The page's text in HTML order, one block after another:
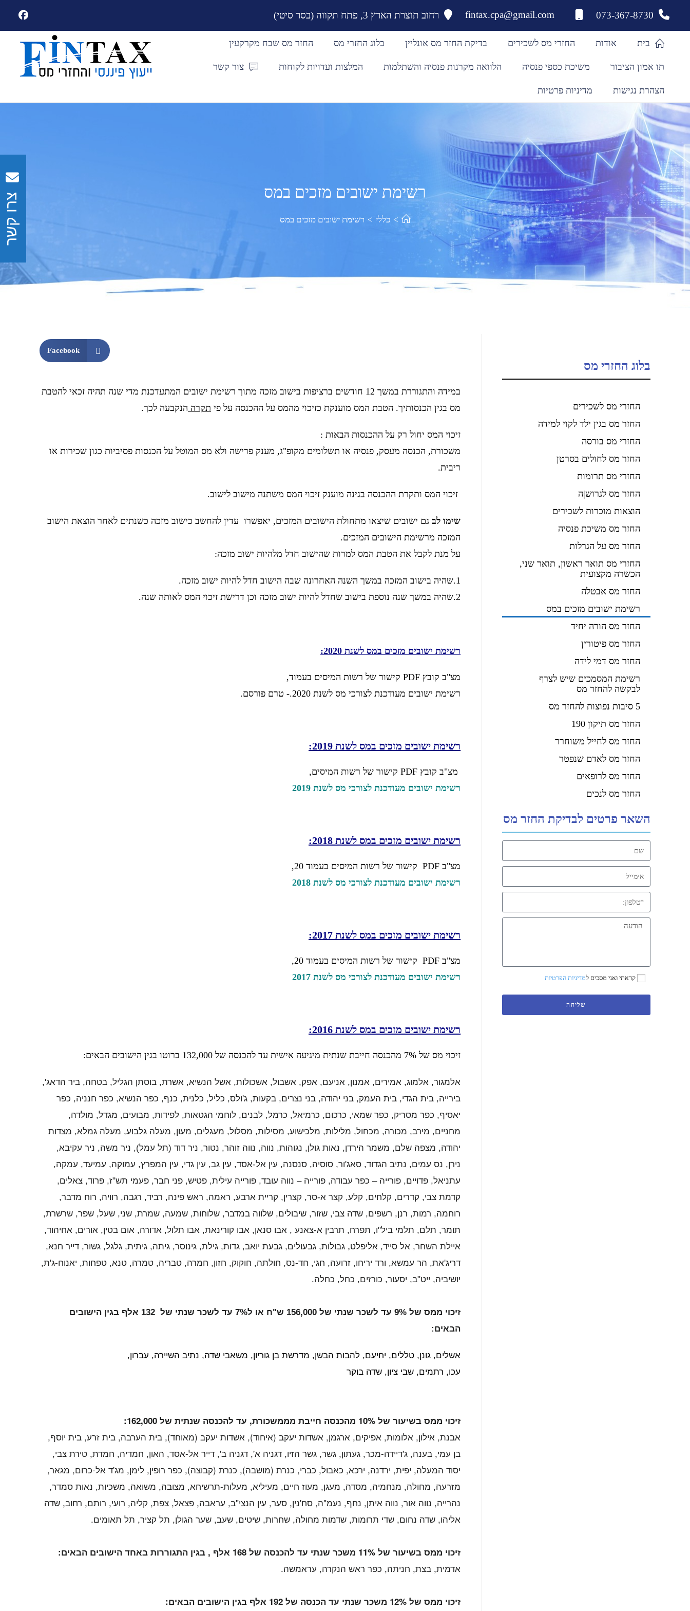
073-367-8730
fintax.cpa@gmail.com רחוב תוצרת הארץ 3, פתח תקווה (בסר סיטי)
בית אודות החזרי מס לשכירים בדיקת החזר מס אונליין בלוג החזרי מס החזר מס שבח מקרקעין
תו אמון הציבור משיכת כספי פנסיה הלוואה מקרנות פנסיה והשתלמות המלצות ועדויות לקוחות צור קשר
הצהרת נגישות מדיניות פרטיות
רשימת ישובים מזכים במס
> כללי > רשימת ישובים מזכים במס
Facebook
במידה והתגוררת במשך 12 חודשים ברציפות בישוב מזכה מתוך רשימת ישובים המתעדכנת מדי שנה תהיה זכאי להטבת
מס בגין הכנסותיך. הטבת המס מוענקת כזיכוי מהמס על ההכנסה על פי תקרה הנקבעה לכך.
זיכוי המס יחול רק על ההכנסות הבאות :
משכורת, הכנסה מעסק, פנסיה או תשלומים מקופ"ג, מענק פרישה ולא מס המוטל על הכנסות פסיביות כגון שכירות או
ריבית.
זיכוי המס ותקרת ההכנסה בגינה מוענק זיכוי המס משתנה מישוב לישוב.
שימו לבגם ישובים שיצאו מתחולת הישובים המזכים, יאפשרו עדין להחשב כישוב מזכה כשנתים לאחר הוצאת הישוב
המזכה מרשימת הישובים המזכים.
על מנת לקבל את הטבת המס למרות שהישוב חדל מלהיות ישוב מזכה:
1.שהיה בישוב המזכה במשך השנה האחרונה שבה הישוב חדל להיות ישוב מזכה.
2.שהיה במשך שנה נוספת בישוב שחדל להיות ישוב מזכה וכן דרישת זיכוי המס לאותה שנה.
רשימת ישובים מזכים במס לשנת 2020:
מצ"ב קובץ PDF קישור של רשות המיסים בעמוד,
רשימת ישובים מעודכנת לצורכי מס לשנת 2020.- טרם פורסם.
רשימת ישובים מזכים במס לשנת 2019:
מצ"ב קובץ PDF קישור של רשות המיסים,
רשימת ישובים מעודכנת לצורכי מס לשנת 2019
רשימת ישובים מזכים במס לשנת 2018:
מצ"ב PDF קישור של רשות המיסים בעמוד 20,
רשימת ישובים מעודכנת לצורכי מס לשנת 2018
רשימת ישובים מזכים במס לשנת 2017:
מצ"ב PDF קישור של רשות המיסים בעמוד 20,
רשימת ישובים מעודכנת לצורכי מס לשנת 2017
רשימת ישובים מזכים במס לשנת 2016:
זיכוי מס של 7% מהכנסה חייבת שנתית מיגיעה אישית עד להכנסה של 132,000 ברוטו בגין הישובים הבאים:
אלמגור, אלמוג, אמירים, אמנון, אניעם, אפק, אשבול, אשכולות, אשל הנשיא, אשרת, בוסתן הגליל, בטחה, ביר הדאג',
בירייה, בית הגדי, בית העמק, בני יהודה, בני נצרים, בקעות, ג'ולס, כליל, כלנית, כנף, כפר הנשיא, כפר חנניה, כפר
יאסיף, כפר מסריק, כפר שמאי, כרכום, כרמיאל, כרמל, לבנים, לוחמי הגטאות, לפידות, מבועים, מגדל, מולדה,
מחניים, מירב, מכורה, מכחול, מלילות, מלכישוע, מסילות, מסלול, מעגלים, מעון, מעלה גלבוע, מעלה גמלא, מצדות
יהודה, מצפה שלם, משמר הירדן, נאות גולן, נגוהות, נווה, נווה זוהר, נטור, ניר דוד (תל עמל), ניר משה, ניר עקיבא,
נירן, נס עמים, נתיב הגדוד, סאג'ור, סוסיה, סנסנה, עין אל-אסד, עין גב, עין גדי, עין המפרץ, עמוקה, עמיעד, עמקה,
עתניאל, פדויים, פורייה – כפר עבודה, פורייה – נווה עובד, פורייה עילית, פטיש, פני חבר, פעמי תש"ז, פרוד, צאלים,
קדמת צבי, קדרים, קלחים, קלע, קצר א-סר, קצרין, קריית ארבע, ראמה, ראש פינה, רביד, רגבה, רוויה, רוח מדבר,
רוחמה, רמות, רנן, רשפים, שדה צבי, שזור, שיבולים, שלווה במדבר, שלוחות, שמעה, שמרת, שני, שעל, שפר, שרשרת,
תומר, תלם, תלמי ביל"ו, תפרח, תרבין א-צאנע, אבו סנאן, אבו קורינאת, אבו תלול, אדורה, אום בטין, אורים, אחיהוד,
איילת השחר, אל סייד, אליפלט, גבולות, גבעולים, גבעת יואב, גדות, גילת, גינוסר, גיתה, גיתית, גלגל, גשור, דייר חנא,
דריג'את, הר עמשא, ורד יריחו, זרועה, חגי, חד-נס, חולתה, חוקוק, חזון, חמרה, טבריה, טמרה, טנא, טפחות, יאנוח-ג'ת,
יושיביה, ייט"ב, יסעור, כורזים, כחל, כחלה.
זיכוי ממס של 9% עד לשכר שנתי של 156,000 ש"ח או ל7% עד לשכר שנתי של 132 אלף בגין הישובים
הבאים:
אשלים, גונן, טללים, יחיעם, להבות הבשן, מדרשת בן גוריון, משאבי שדה, נתיב השיירה, עברון,
עכו, רתמים, שבי ציון, שדה בוקר
זיכוי ממס בשיעור של 10% מהכנסה חייבת מממשכורת, עד להכנסה שנתית של 162,000:
אבנת, אילון, אלומות, אפיקים, ארגמן, אשדות יעקב (איחוד), אשדות יעקב (מאוחד), בית הערבה, בית זרע, בית יוסף,
בן עמי, בענה, ג'דיידה-מכר, געתון, גשר, גשר הזיו, דגניה א', דגניה ב', דייר אל-אסד, האון, חמדיה, חמדת, טירת צבי,
יסוד המעלה, יפית, ירדנה, ירכא, כאבול, כברי, כנרת (מושבה), כנרת (קבוצה), כפר רופין, לימן, מג'ד אל-כרום, מגאר,
מזרעה, מחולה, מנחמיה, מסדה, מעגן, מעוז חיים, מעיליא, מעלות-תרשיחא, מצובה, משואה, משכיות, נאות סמדר,
נהרייה, נווה אור, נווה איתן, נחף, נעמ"ה, סח'נין, סער, עין הנצי"ב, עראבה, פצאל, צפת, קליה, רועי, רותם, רחוב, שדה
אליהו, שדה נחום, שדי תרומות, שדמות מחולה, שחרות, שיטים, שעב, שער הגולן, תל קציר, תל תאומים.
זיכוי ממס בשיעור של 11% משכר שנתי עד להכנסה של 168 אלף , בגין התגוררות באחד הישובים הבאים:
אדמית, בצת, חניתה, כפר ראש הנקרה, עראמשה.
זיכוי ממס של 12% משכר שנתי עד הכנסה של 192 אלף בגין הישובים הבאים:
בלוג החזרי מס
החזרי מס לשכירים
החזר מס בגין ילד לקוי למידה
החזרי מס בורסה
החזר מס לחולים בסרטן
החזרי מס תרומות
החזר מס לגרוש|ה
הוצאות מוכרות לשכירים
החזר מס משיכת פנסיה
החזר מס על הגרלות
החזרי מס תואר ראשון, תואר שני,
הכשרה מקצועית
החזר מס אבטלה
רשימת ישובים מזכים במס
החזר מס הורה יחיד
החזר מס פיטורין
החזר מס דמי לידה
רשימת המסמכים שיש לצרף
לבקשה להחזר מס
5 סיבות נפוצות להחזר מס
החזר מס תיקון 190
החזר מס לחייל משוחרר
החזר מס לאדם שנפטר
החזר מס לרופאים
החזר מס לנכים
השאר פרטים לבדיקת החזר מס
קראתי ואני מסכים למדיניות הפרטיות
שליחה
צרו קשר